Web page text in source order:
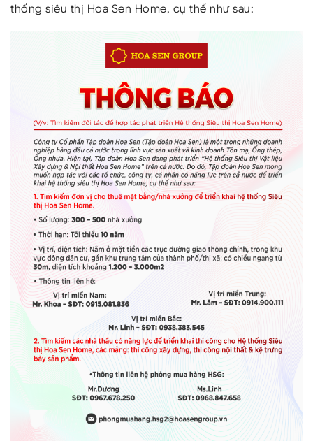
thống siêu thị Hoa Sen Home, cụ thể như sau: